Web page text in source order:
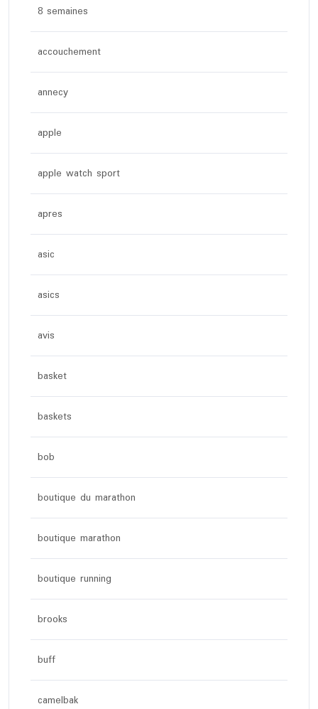
8 semaines
accouchement
annecy
apple
apple watch sport
apres
asic
asics
avis
basket
baskets
bob
boutique du marathon
boutique marathon
boutique running
brooks
buff
camelbak